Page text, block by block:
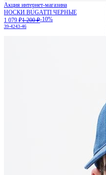
Акция интернет-магазина
НОСКИ BUGATTI ЧЕРНЫЕ
1 079 ₽1 200 ₽-10%
39-4243-46